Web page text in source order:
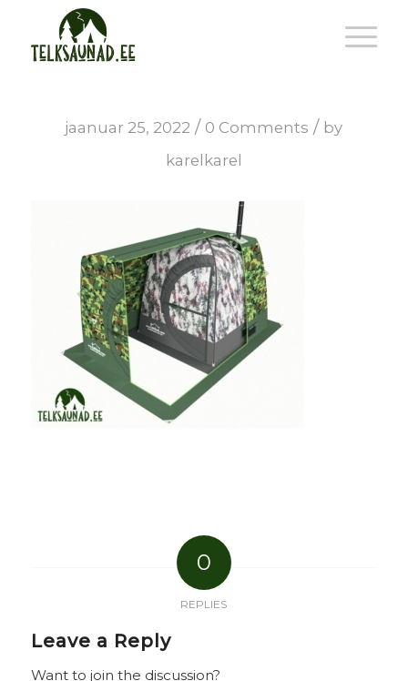
jaanuar 25, 2022 / 0 Comments / by
karelkarel
0
REPLIES
Leave a Reply
Want to join the discussion?